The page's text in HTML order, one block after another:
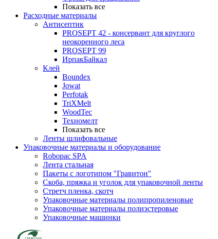
Показать все
Расходные материалы
Антисептик
PROSEPT 42 - консервант для круглого
неокоренного леса
PROSEPT 99
ИрпакБайкал
Клей
Boundex
Jowat
Perfotak
TriXMelt
WoodTec
Техномелт
Показать все
Ленты шлифовальные
Упаковочные материалы и оборудование
Robopac SPA
Лента стальная
Пакеты с логотипом "Гравитон"
Скоба, пряжка и уголок для упаковочной ленты
Стретч пленка, скотч
Упаковочные материалы полипропиленовые
Упаковочные материалы полиэстеровые
Упаковочные машинки